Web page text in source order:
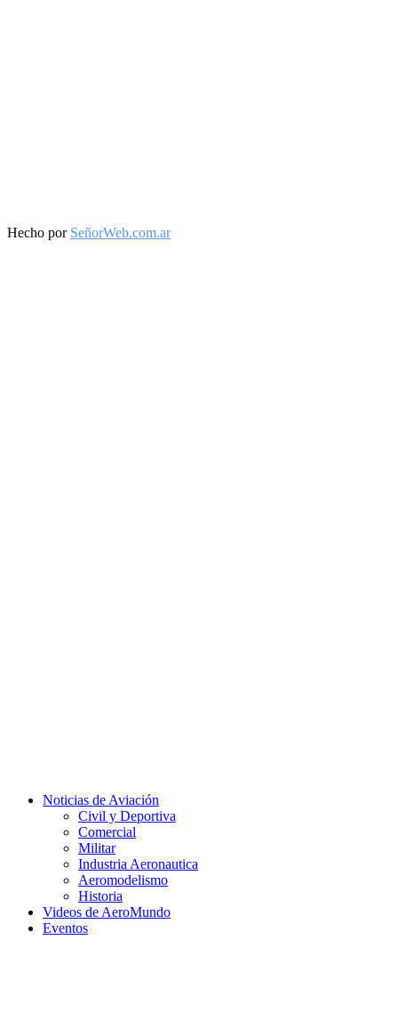
Facebook
Twitter
Instagram
Youtube
Hecho por SeñorWeb.com.ar
Noticias de Aviación
Civil y Deportiva
Comercial
Militar
Industria Aeronautica
Aeromodelismo
Historia
Videos de AeroMundo
Eventos